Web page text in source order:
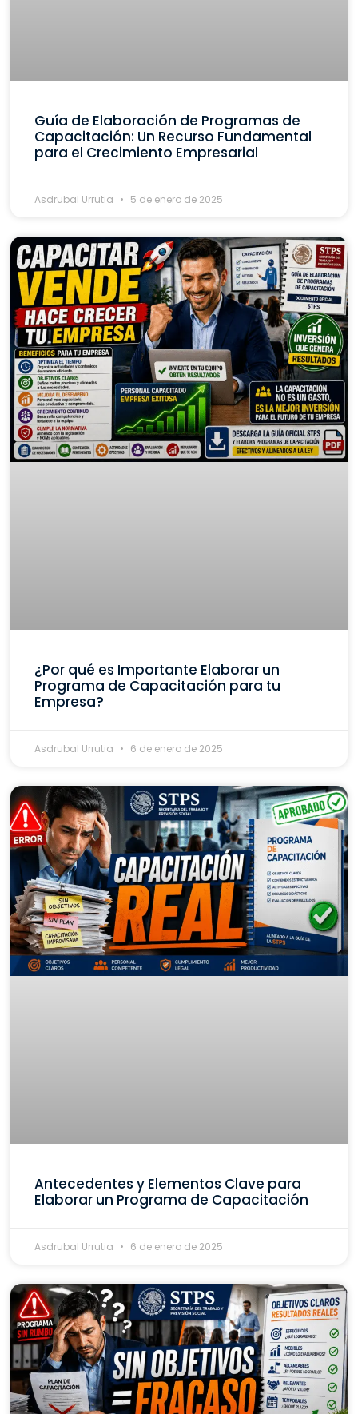
Guía de Elaboración de Programas de
Capacitación: Un Recurso Fundamental
para el Crecimiento Empresarial
Asdrubal Urrutia 5 de enero de 2025
¿Por qué es Importante Elaborar un
Programa de Capacitación para tu
Empresa?
Asdrubal Urrutia 6 de enero de 2025
Antecedentes y Elementos Clave para
Elaborar un Programa de Capacitación
Asdrubal Urrutia 6 de enero de 2025